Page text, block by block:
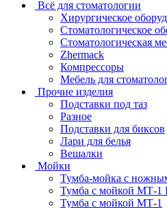
Всё для стоматологии
Хирургическое
Стоматологическое
Стоматологическая
Zhermack
Компрессоры
Мебель для
Прочие изделия
Подставки под таз
Разное
Подставки для биксов
Лари для белья
Вешалки
Мойки
Тумба-мойка с
Тумба с мойкой МТ-1
Тумба с мойкой МТ-1